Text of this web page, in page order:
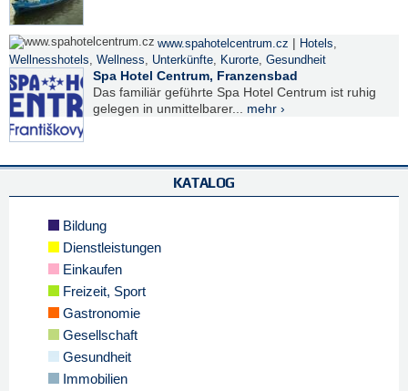
www.spahotelcentrum.cz | Hotels,
Wellnesshotels, Wellness, Unterkünfte, Kurorte, Gesundheit
Spa Hotel Centrum, Franzensbad
Das familiär geführte Spa Hotel Centrum ist ruhig
gelegen in unmittelbarer... mehr ›
KATALOG
Bildung
Dienstleistungen
Einkaufen
Freizeit, Sport
Gastronomie
Gesellschaft
Gesundheit
Immobilien